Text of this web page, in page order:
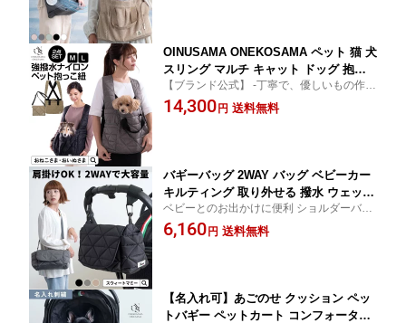
OINUSAMA ONEKOSAMA ペット 猫 犬
スリング マルチ キャット ドッグ 抱っ
こ紐 抱っこひも ショルダーバッグ キャ
リー 小型犬 犬 猫 いぬ ねこ 避難 軽量
【ブランド公式】 -丁寧で、優しいもの作
り- おいぬさま おねこさま
14,300円 送料無料
バギーバッグ 2WAY バッグ ベビーカー
キルティング 取り外せる 撥水 ウェット
ティッシュ ショルダーバッグ 肩掛け ト
ートバッグ 保冷 着せ替え ベビーカーバ
ベビーとのお出かけに便利 ショルダーバッ
グになる 2WAY バギーバッグ SWEET MOM
MY スウィートマミー RIVORDO リヴォル
6,160円 送料無料
【名入れ可】あごのせ クッション ペッ
トバギー ペットカート コンフォーター